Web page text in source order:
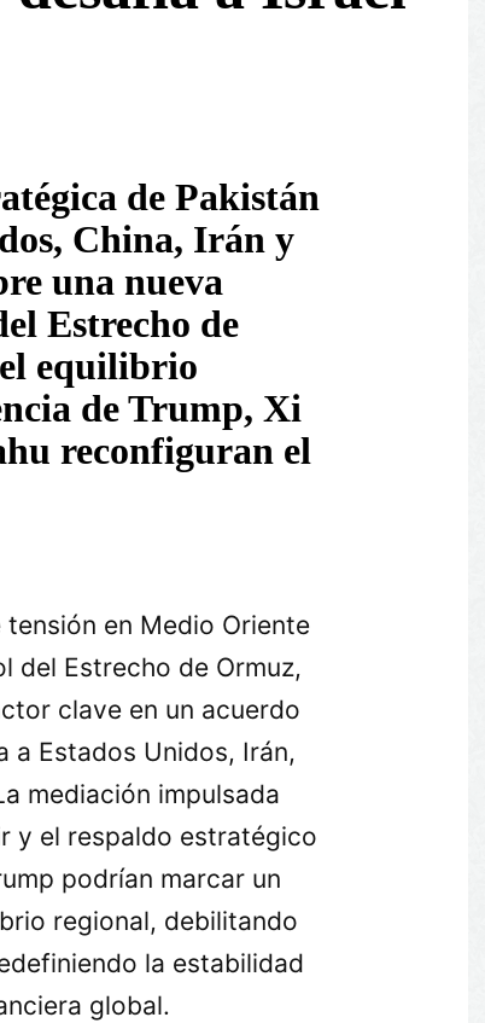
de Pakistán
China, Irán y
una nueva
Estrecho de
equilibrio
de Trump, Xi
reconfiguran el
en Medio Oriente
del Estrecho de Ormuz,
clave en un acuerdo
a Estados Unidos, Irán,
mediación impulsada
y el respaldo estratégico
podrían marcar un
regional, debilitando
la estabilidad
global.